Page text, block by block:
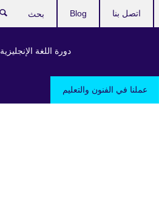
عملنا في الفنون والتعليم
دورة اللغة الإنجليزية
اتصل بنا Blog